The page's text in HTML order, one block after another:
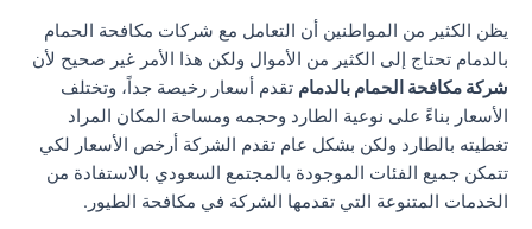
يظن الكثير من المواطنين أن التعامل مع شركات مكافحة الحمام
بالدمام تحتاج إلى الكثير من الأموال ولكن هذا الأمر غير صحيح لأن
شركة مكافحة الحمام بالدمام تقدم أسعار رخيصة جداً، وتختلف
الأسعار بناءً على نوعية الطارد وحجمه ومساحة المكان المراد
تغطيته بالطارد ولكن بشكل عام تقدم الشركة أرخص الأسعار لكي
تتمكن جميع الفئات الموجودة بالمجتمع السعودي بالاستفادة من
الخدمات المتنوعة التي تقدمها الشركة في مكافحة الطيور.